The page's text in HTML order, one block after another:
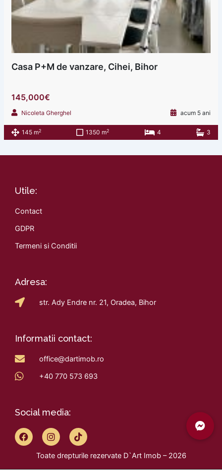
Casa P+M de vanzare, Cihei, Bihor
145,000€
Nicoleta Gherghel acum 5 ani
145 m2 1350 m2 4 3
Utile:
Contact
GDPR
Termeni si Conditii
Adresa:
str. Ady Endre nr. 21, Oradea, Bihor
Informatii contact:
office@dartimob.ro
+40 770 573 693
Social media:
F
a
c
b
I
n
s
t
a
T
i
k
t
o
Toate drepturile rezervate D`Art Imob – 2026